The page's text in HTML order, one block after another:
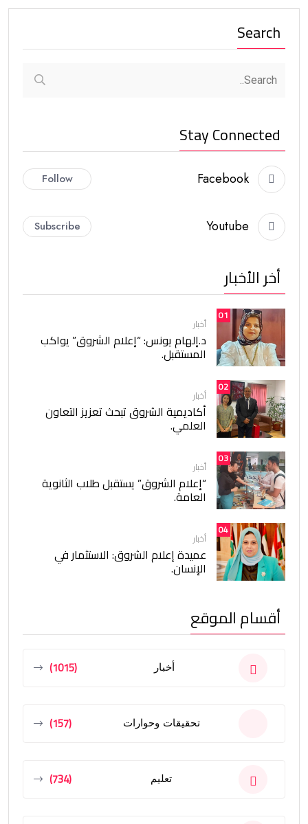
Search
Stay Connected
Facebook
Follow
Youtube
Subscribe
أخر الأخبار
01
أخبار
د.إلهام يونس: “إعلام الشروق” يواكب
المستقبل.
02
أخبار
أكاديمية الشروق تبحث تعزيز التعاون
العلمي.
03
أخبار
“إعلام الشروق” يستقبل طلاب الثانوية
العامة.
04
أخبار
عميدة إعلام الشروق: الاستثمار في
الإنسان.
أقسام الموقع
أخبار (1015)
تحقيقات وحوارات (157)
تعليم (734)